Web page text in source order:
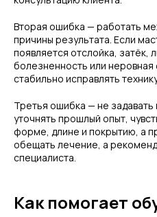
Вторая ошибка — работать
причины результата. Если
появляется отслойка, затёк,
болезненность или
стабильно исправлять
Третья ошибка — не
уточнять прошлый опыт,
форме, длине и покрытию, а
обещать лечение, а
специалиста.
Как помогает